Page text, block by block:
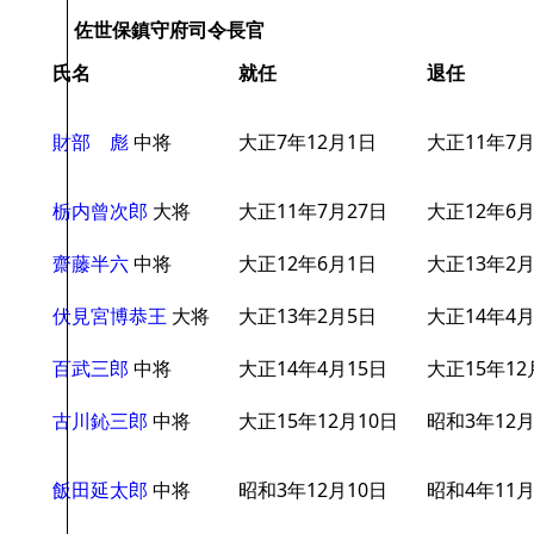
佐世保鎮守府司令長官
氏名
就任 退任
財部 彪中将 大正7年12月1日 大正11年7
栃内曾次郎 大将 大正11年7月27日
大正12年6
齋藤半六中将 大正12年6月1日
大正13年2
伏見宮博恭王 大将 大正13年2月5日
大正14年4
百武三郎 中将 大正14年4月15日
大正15年12
古川鈊三郎 中将 大正15年12月10日 昭和3年12
飯田延太郎 中将 昭和3年12月10日 昭和4年11